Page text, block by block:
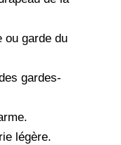
ou garde du
gardes-
légère.